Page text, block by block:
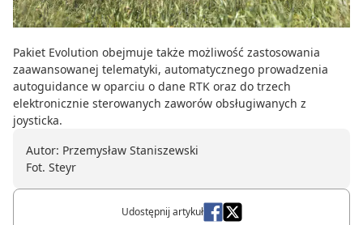
Pakiet Evolution obejmuje także możliwość zastosowania
zaawansowanej telematyki, automatycznego prowadzenia
autoguidance w oparciu o dane RTK oraz do trzech
elektronicznie sterowanych zaworów obsługiwanych z
joysticka.
Autor: Przemysław Staniszewski
Fot. Steyr
Udostępnij artykuł